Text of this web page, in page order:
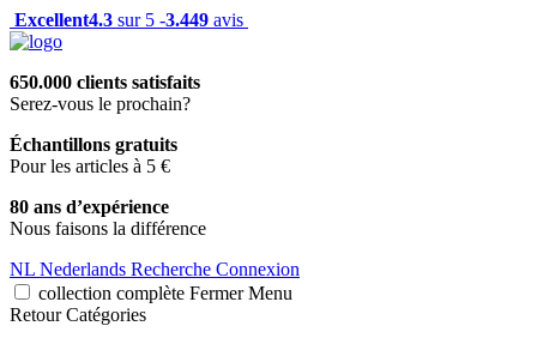
Excellent4.3 sur 5 -3.449 avis
650.000 clients satisfaits
Serez-vous le prochain?
Échantillons gratuits
Pour les articles à 5 €
80 ans d’expérience
Nous faisons la différence
NL Nederlands Recherche Connexion
collection complète Fermer Menu
Retour Catégories